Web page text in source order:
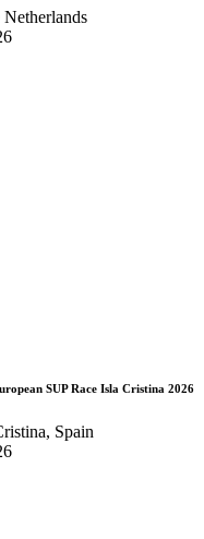
Netherlands
SUP Race Isla Cristina 2026
Spain